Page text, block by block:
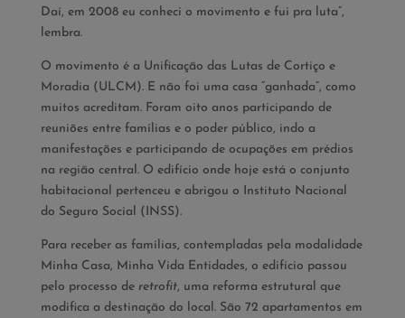
Daí, em 2008 eu conheci o movimento e fui pra luta”,
lembra.
O movimento é a Unificação das Lutas de Cortiço e
Moradia (ULCM). E não foi uma casa “ganhada”, como
muitos acreditam. Foram oito anos participando de
reuniões entre famílias e o poder público, indo a
manifestações e participando de ocupações em prédios
na região central. O edifício onde hoje está o conjunto
habitacional pertenceu e abrigou o Instituto Nacional
do Seguro Social (INSS).
Para receber as famílias, contempladas pela modalidade
Minha Casa, Minha Vida Entidades, o edifício passou
pelo processo de retrofit, uma reforma estrutural que
modifica a destinação do local. São 72 apartamentos em